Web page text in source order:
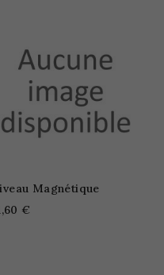
Magnétique
€